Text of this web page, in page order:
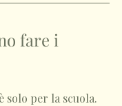
fare i
solo per la scuola.